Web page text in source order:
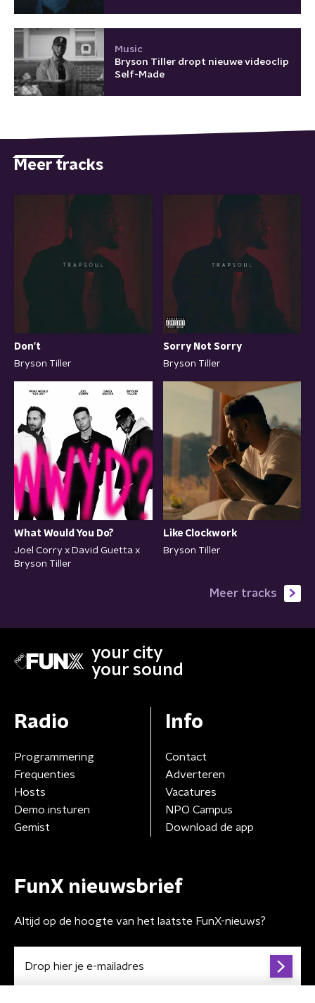
Music
Bryson Tiller dropt nieuwe videoclip
Self-Made
Meer tracks
Don't
Bryson Tiller
Sorry Not Sorry
Bryson Tiller
What Would You Do?
Joel Corry x David Guetta x
Bryson Tiller
Like Clockwork
Bryson Tiller
Meer tracks
your city
your sound
Radio
Programmering
Frequenties
Hosts
Demo insturen
Gemist
Info
Contact
Adverteren
Vacatures
NPO Campus
Download de app
FunX nieuwsbrief
Altijd op de hoogte van het laatste FunX-nieuws?